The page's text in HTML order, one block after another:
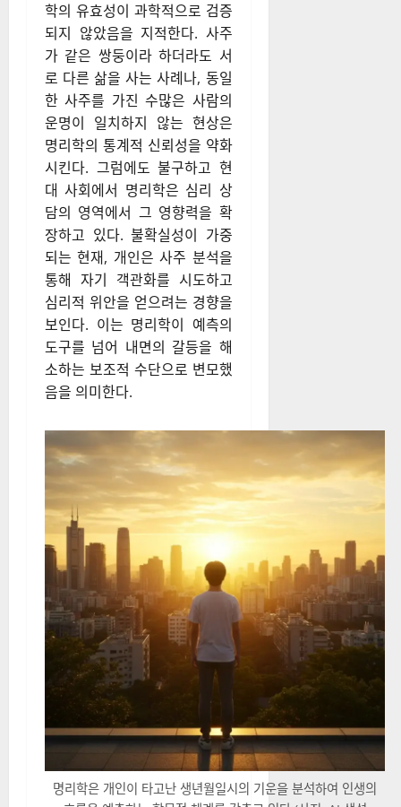
학의 유효성이 과학적으로 검증
되지 않았음을 지적한다. 사주
가 같은 쌍둥이라 하더라도 서
로 다른 삶을 사는 사례나, 동일
한 사주를 가진 수많은 사람의
운명이 일치하지 않는 현상은
명리학의 통계적 신뢰성을 약화
시킨다. 그럼에도 불구하고 현
대 사회에서 명리학은 심리 상
담의 영역에서 그 영향력을 확
장하고 있다. 불확실성이 가중
되는 현재, 개인은 사주 분석을
통해 자기 객관화를 시도하고
심리적 위안을 얻으려는 경향을
보인다. 이는 명리학이 예측의
도구를 넘어 내면의 갈등을 해
소하는 보조적 수단으로 변모했
음을 의미한다.
명리학은 개인이 타고난 생년월일시의 기운을 분석하여 인생의